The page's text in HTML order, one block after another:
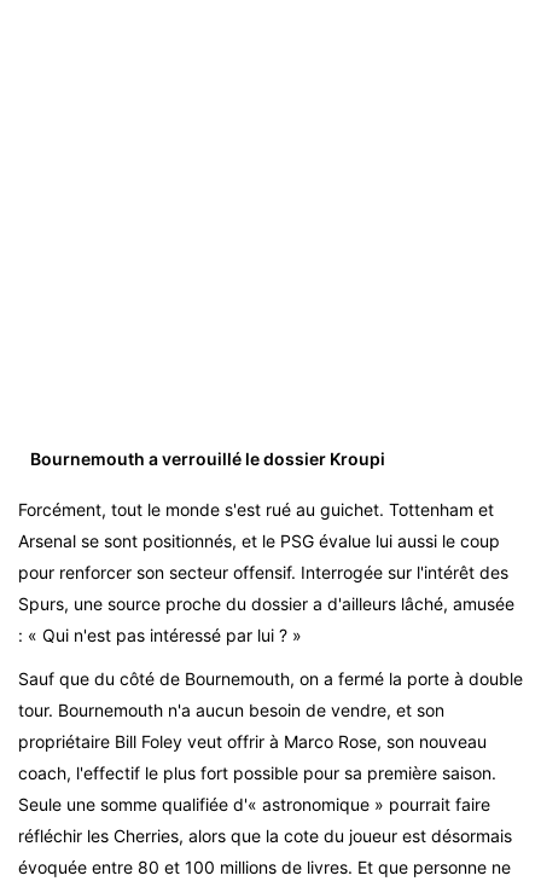
Bournemouth a verrouillé le dossier Kroupi
Forcément, tout le monde s'est rué au guichet. Tottenham et
Arsenal se sont positionnés, et le PSG évalue lui aussi le coup
pour renforcer son secteur offensif. Interrogée sur l'intérêt des
Spurs, une source proche du dossier a d'ailleurs lâché, amusée
: « Qui n'est pas intéressé par lui ? »
Sauf que du côté de Bournemouth, on a fermé la porte à double
tour. Bournemouth n'a aucun besoin de vendre, et son
propriétaire Bill Foley veut offrir à Marco Rose, son nouveau
coach, l'effectif le plus fort possible pour sa première saison.
Seule une somme qualifiée d'« astronomique » pourrait faire
réfléchir les Cherries, alors que la cote du joueur est désormais
évoquée entre 80 et 100 millions de livres. Et que personne ne